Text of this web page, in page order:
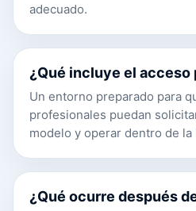
adecuado.
¿Qué incluye el acceso
Un entorno preparado para
profesionales puedan
modelo y operar dentro de la
¿Qué ocurre después